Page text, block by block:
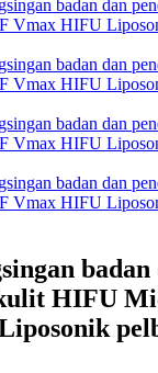
badan
HIFU